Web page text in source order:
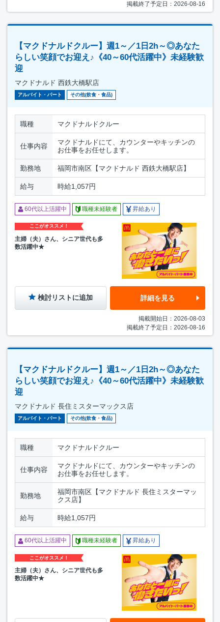
掲載終了予定日：2026-08-16
【マクドナルドクルー】週1～／1日2h～◎あなた
らしい笑顔でお迎え♪《40～60代活躍中》未経験歓
迎
マクドナルド 西鉄大橋駅店
アルバイト・パート その他(飲食・食品)
職種 マクドナルドクルー
仕事内容
マクドナルドにて、カウンターやキッチンの
お仕事をお任せします。
勤務地 福岡市南区【マクドナルド 西鉄大橋駅店】
給与 時給1,057円
60代以上活躍中 職種未経験者 昇給あり
ここがオススメ！
主婦（夫）さん、シニア世代も多
数活躍中★
検討リストに追加 詳細を見る
掲載開始日：2026-08-03
掲載終了予定日：2026-08-16
【マクドナルドクルー】週1～／1日2h～◎あなた
らしい笑顔でお迎え♪《40～60代活躍中》未経験歓
迎
マクドナルド 長住ミスターマックス店
アルバイト・パート その他(飲食・食品)
職種 マクドナルドクルー
仕事内容
マクドナルドにて、カウンターやキッチンの
お仕事をお任せします。
勤務地
福岡市南区【マクドナルド 長住ミスターマッ
クス店】
給与 時給1,057円
60代以上活躍中 職種未経験者 昇給あり
ここがオススメ！
主婦（夫）さん、シニア世代も多
数活躍中★